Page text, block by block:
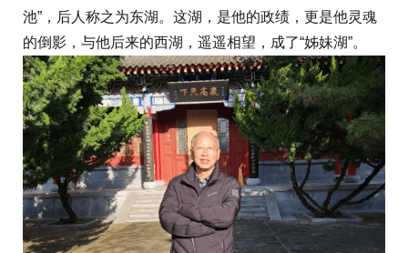
池”，后人称之为东湖。这湖，是他的政绩，更是他灵魂
的倒影，与他后来的西湖，遥遥相望，成了“姊妹湖”。